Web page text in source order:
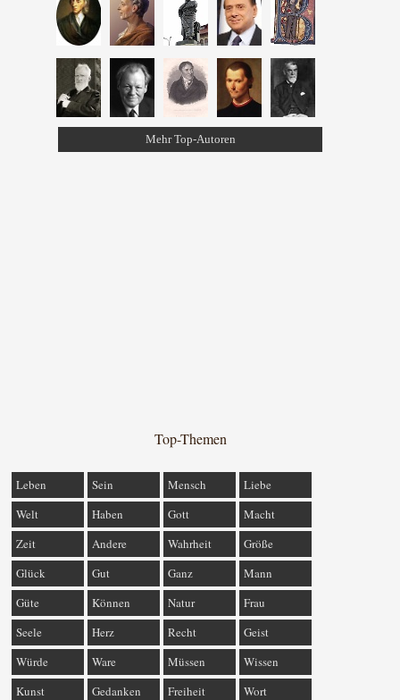
Mehr Top-Autoren
Top-Themen
Leben Sein Mensch
Liebe
Welt
Haben Gott
Macht
Zeit
Andere Wahrheit
Größe
Glück
Gut Ganz
Mann
Güte
Können Natur
Frau
Seele
Herz Recht
Geist
Würde
Ware Müssen
Wissen
Kunst
Gedanken Freiheit Wort